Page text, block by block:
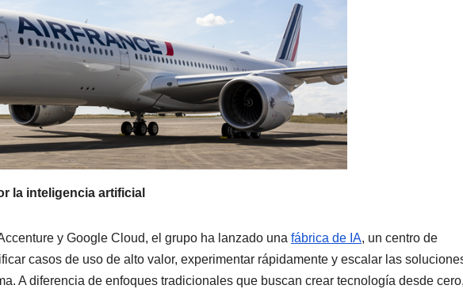
la inteligencia artificial
y Google Cloud, el grupo ha lanzado una fábrica de IA, un centro de
casos de uso de alto valor, experimentar rápidamente y escalar las
A diferencia de enfoques tradicionales que buscan crear tecnología desde